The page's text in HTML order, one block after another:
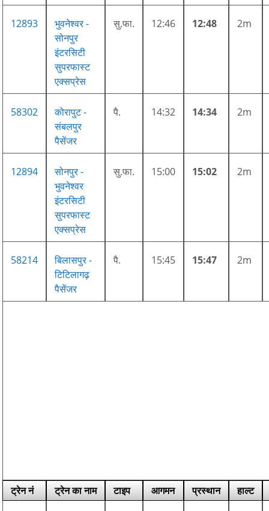
12893
भुवनेश्वर -
सोनपुर
इंटरसिटी
सुपरफास्ट
एक्सप्रेस
सु.फा. 12:46 12:48 2m
58302
कोरापुट -
संबलपुर
पैसेंजर
पै. 14:32 14:34 2m
12894
सोनपुर -
भुवनेश्वर
इंटरसिटी
सुपरफास्ट
एक्सप्रेस
सु.फा. 15:00 15:02 2m
58214
बिलासपुर -
टिटिलागढ़
पैसेंजर
पै. 15:45 15:47 2m
ट्रेन नं ट्रेन का नाम टाइप आगमन प्रस्थान हाल्ट